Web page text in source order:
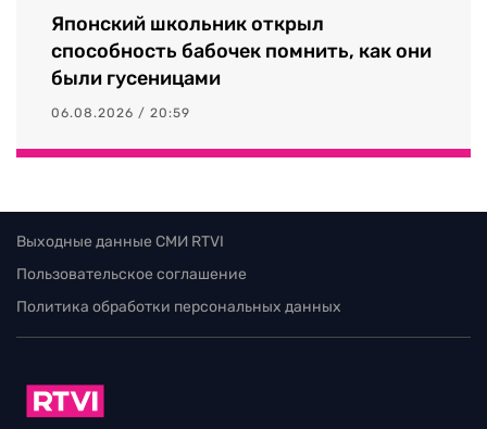
Японский школьник открыл
способность бабочек помнить, как они
были гусеницами
06.08.2026 / 20:59
Выходные данные СМИ RTVI
Пользовательское соглашение
Политика обработки персональных данных